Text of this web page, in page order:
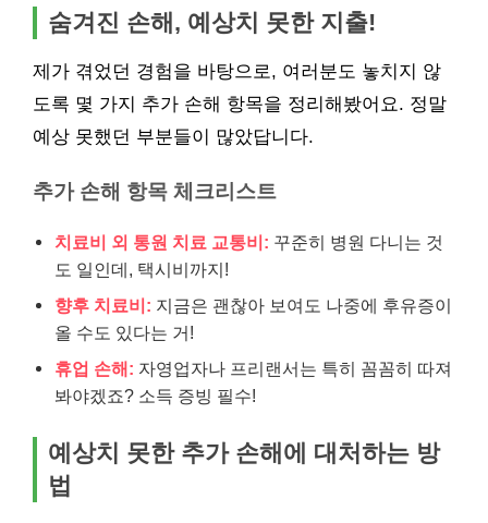
숨겨진 손해, 예상치 못한 지출!
제가 겪었던 경험을 바탕으로, 여러분도 놓치지 않
도록 몇 가지 추가 손해 항목을 정리해봤어요. 정말
예상 못했던 부분들이 많았답니다.
추가 손해 항목 체크리스트
치료비 외 통원 치료 교통비: 꾸준히 병원 다니는 것
도 일인데, 택시비까지!
향후 치료비: 지금은 괜찮아 보여도 나중에 후유증이
올 수도 있다는 거!
휴업 손해: 자영업자나 프리랜서는 특히 꼼꼼히 따져
봐야겠죠? 소득 증빙 필수!
예상치 못한 추가 손해에 대처하는 방
법